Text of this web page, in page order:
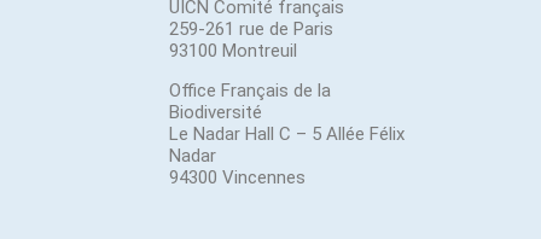
UICN Comité français
259-261 rue de Paris
93100 Montreuil
Office Français de la
Biodiversité
Le Nadar Hall C – 5 Allée Félix
Nadar
94300 Vincennes